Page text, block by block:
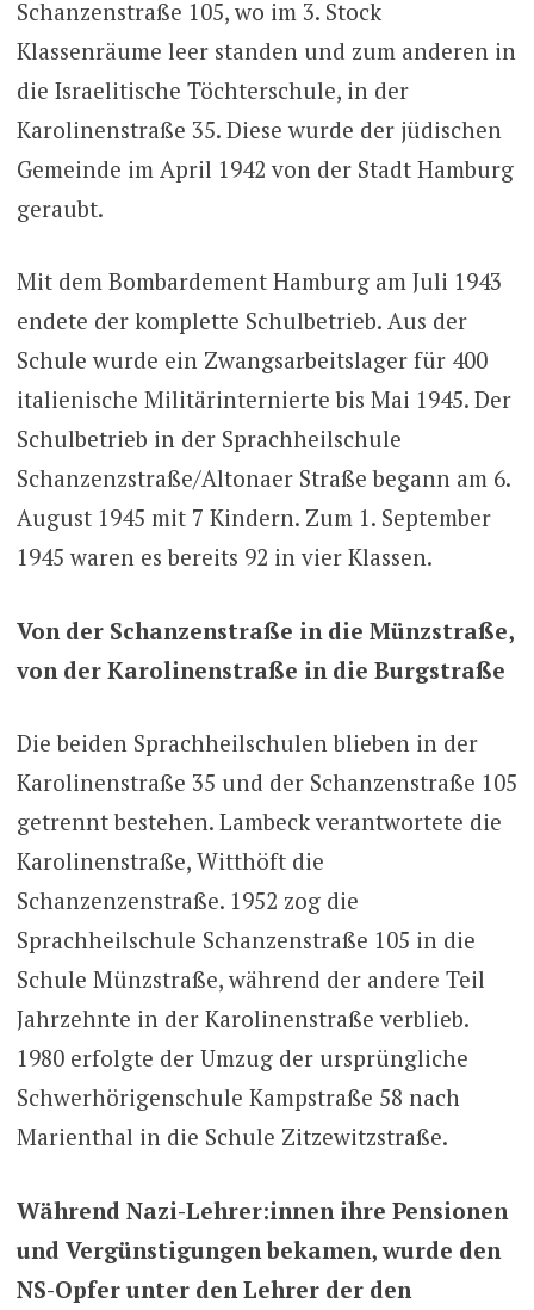
Schanzenstraße 105, wo im 3. Stock
Klassenräume leer standen und zum anderen in
die Israelitische Töchterschule, in der
Karolinenstraße 35. Diese wurde der jüdischen
Gemeinde im April 1942 von der Stadt Hamburg
geraubt.
Mit dem Bombardement Hamburg am Juli 1943
endete der komplette Schulbetrieb. Aus der
Schule wurde ein Zwangsarbeitslager für 400
italienische Militärinternierte bis Mai 1945. Der
Schulbetrieb in der Sprachheilschule
Schanzenzstraße/Altonaer Straße begann am 6.
August 1945 mit 7 Kindern. Zum 1. September
1945 waren es bereits 92 in vier Klassen.
Von der Schanzenstraße in die Münzstraße,
von der Karolinenstraße in die Burgstraße
Die beiden Sprachheilschulen blieben in der
Karolinenstraße 35 und der Schanzenstraße 105
getrennt bestehen. Lambeck verantwortete die
Karolinenstraße, Witthöft die
Schanzenzenstraße. 1952 zog die
Sprachheilschule Schanzenstraße 105 in die
Schule Münzstraße, während der andere Teil
Jahrzehnte in der Karolinenstraße verblieb.
1980 erfolgte der Umzug der ursprüngliche
Schwerhörigenschule Kampstraße 58 nach
Marienthal in die Schule Zitzewitzstraße.
Während Nazi-Lehrer:innen ihre Pensionen
und Vergünstigungen bekamen, wurde den
NS-Opfer unter den Lehrer der den